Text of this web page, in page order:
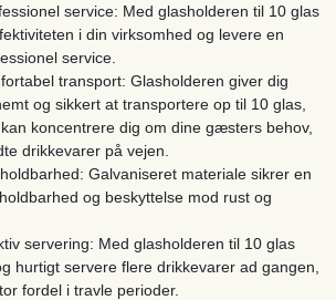
service: Med glasholderen til 10 glas
i din virksomhed og levere en
service.
transport: Glasholderen giver dig
og sikkert at transportere op til 10 glas,
koncentrere dig om dine gæsters behov,
drikkevarer på vejen.
Galvaniseret materiale sikrer en
og beskyttelse mod rust og
servering: Med glasholderen til 10 glas
hurtigt servere flere drikkevarer ad gangen,
fordel i travle perioder.